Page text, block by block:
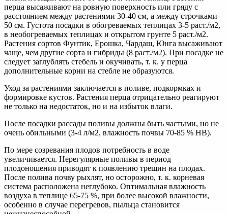
перца высаживают на ровную поверхность или гряду с
расстоянием между растениями 30-40 см, а между строчками
50 см. Густота посадки в обогреваемых теплицах 3-5 раст./м2,
в необогреваемых теплицах и открытом грунте 5 раст./м2.
Растения сортов Фунтик, Ерошка, Чардаш, Юнга высаживают
чаще, чем другие сорта и гибриды (8 раст./м2). При посадке не
следует заглублять стебель и окучивать, т. к. у перца
дополнительные корни на стебле не образуются.
Уход за растениями заключается в поливе, подкормках и
формировке кустов. Растения перца отрицательно реагируют
не только на недостаток, но и на избыток влаги.
После посадки рассады поливы должны быть частыми, но не
очень обильными (3-4 л/м2, влажность почвы 70-85 % НВ).
По мере созревания плодов потребность в воде
увеличивается. Нерегулярные поливы в период
плодоношения приводят к появлению трещин на плодах.
После полива почву рыхлят, но осторожно, т. к. корневая
система расположена неглубоко. Оптимальная влажность
воздуха в теплице 65-75 %, при более высокой влажности,
особенно в случае перегревов, пыльца становится